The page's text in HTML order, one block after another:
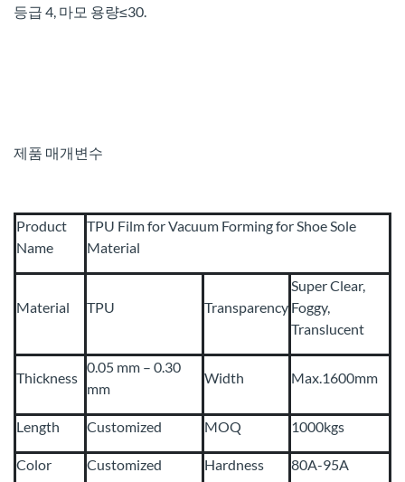
등급 4, 마모 용량≤30.
제품 매개변수
Product
Name
TPU Film for Vacuum Forming for Shoe Sole
Material
Material TPU Transparency
Super Clear,
Foggy,
Translucent
Thickness
0.05 mm – 0.30
mm
Width Max.1600mm
Length Customized MOQ 1000kgs
Color Customized Hardness 80A-95A